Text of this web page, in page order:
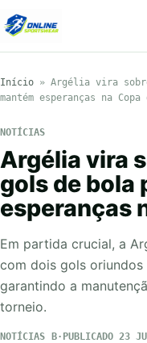
Início » Argélia vira
mantém esperanças na Copa
NOTÍCIAS
Argélia vira
gols de bola
esperanças
Em partida crucial, a
com dois gols
garantindo a
torneio.
NOTÍCIAS PUBLICADO 23